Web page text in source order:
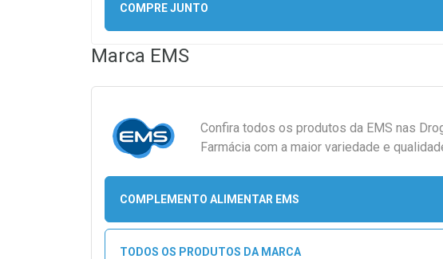
COMPRE JUNTO
Marca EMS
Confira todos os produtos da EMS nas
Farmácia com a maior variedade e
COMPLEMENTO ALIMENTAR EMS
TODOS OS PRODUTOS DA MARCA